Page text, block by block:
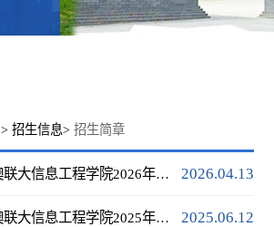
> 招生信息>招生简章
河北科技大学澳联大信息工程学院2026年招生简章 2026.04.13
河北科技大学澳联大信息工程学院2025年招生简章 2025.06.12